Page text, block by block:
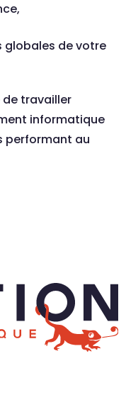
globales de votre
de travailler
informatique
performant au